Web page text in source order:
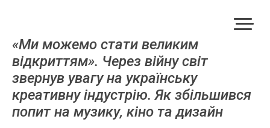
«Ми можемо стати великим
відкриттям». Через війну світ
звернув увагу на українську
креативну індустрію. Як збільшився
попит на музику, кіно та дизайн